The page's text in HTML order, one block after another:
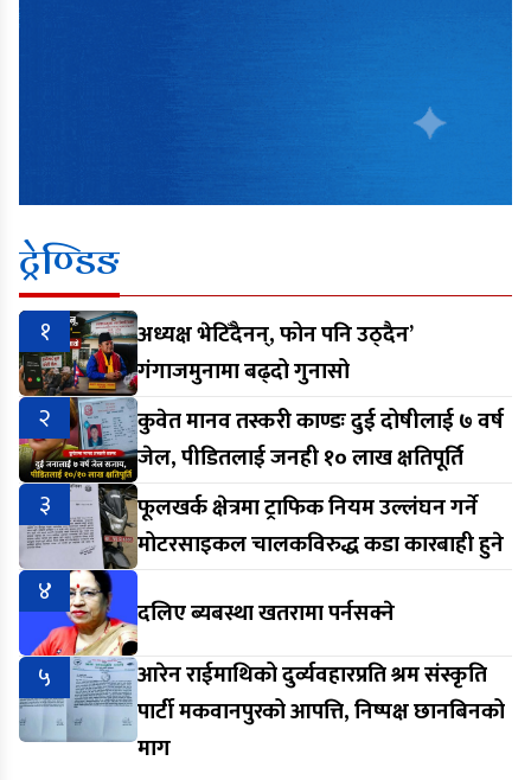
ट्रेण्डिङ
१
अध्यक्ष भेटिँदैनन्, फोन पनि उठ्दैन’
गंगाजमुनामा बढ्दो गुनासो
२
कुवेत मानव तस्करी काण्डः दुई दोषीलाई ७ वर्ष
जेल, पीडितलाई जनही १० लाख क्षतिपूर्ति
३
फूलखर्क क्षेत्रमा ट्राफिक नियम उल्लंघन गर्ने
मोटरसाइकल चालकविरुद्ध कडा कारबाही हुने
४
दलिए ब्यबस्था खतरामा पर्नसक्ने
५
आरेन राईमाथिको दुर्व्यवहारप्रति श्रम संस्कृति
पार्टी मकवानपुरको आपत्ति, निष्पक्ष छानबिनको
माग